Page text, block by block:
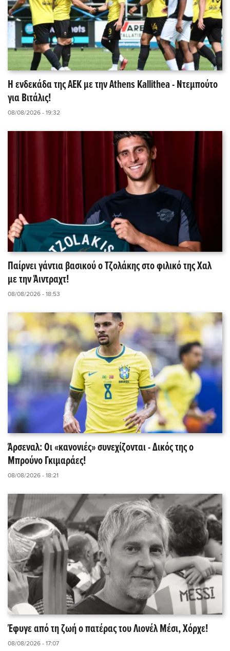
Η ενδεκάδα της ΑΕΚ με την Athens Kallithea - Ντεμπούτο
για Βιτάλις!
08/08/2026 - 19:32
Παίρνει γάντια βασικού ο Τζολάκης στο φιλικό της Χαλ
με την Άιντραχτ!
08/08/2026 - 18:53
Άρσεναλ: Οι «κανονιές» συνεχίζονται - Δικός της ο
Μπρούνο Γκιμαράες!
08/08/2026 - 18:21
Έφυγε από τη ζωή ο πατέρας του Λιονέλ Μέσι, Χόρχε!
08/08/2026 - 17:07